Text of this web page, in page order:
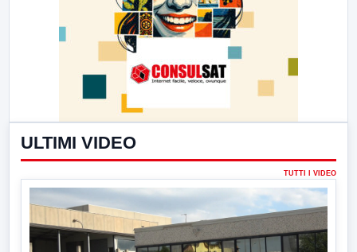
ULTIMI VIDEO
TUTTI I VIDEO